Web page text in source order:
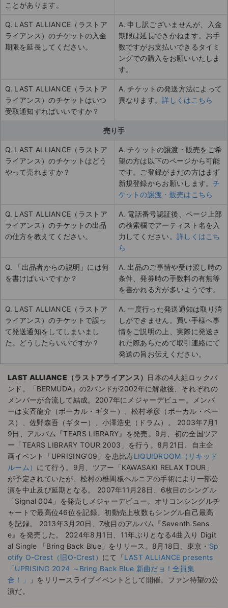
ことがあります。
Q. LAST ALLIANCE（ラストア
ライアンス）のチケットの入金
期限を延長してください。
A. 申し訳ございませんが、入金
期限は延長できかねます。お手
数ですがお支払いできるタイミ
ングでの購入をお願いいたしま
す。
Q. LAST ALLIANCE（ラストア
ライアンス）のチケットはいつ
受取通知すればいいですか？
A. チケットの発送方法によって
異なります。詳しくはこちら
売り手
Q. LAST ALLIANCE（ラストア
ライアンス）のチケットはどう
やって売れますか？
A. チケットの譲渡・販売をご希
望の方は以下のページから可能
です。ご登録がまだの方はまず
新規登録からお願いします。 チ
ケットの譲渡・販売はこちら
Q. LAST ALLIANCE（ラストア
ライアンス）のチケットの出品
の仕方を教えてください。
A. 電話番号認証後、ページ上部
の検索欄でアーティスト名を入
力してください。 詳しくはこち
ら
Q. 「出品者からの説明」には何
を書けばいいですか？
A. 出品のご事情や受け渡し時の
条件、発券時の手数料の有無等
を書かれる方が多いようです。
Q. LAST ALLIANCE（ラストア
ライアンス）のチケットで誤っ
て発送通知をしてしまいまし
た。どうしたらいいですか？
A. 一度行った発送通知は取り消
しができません。買い手様へ事
情をご説明の上、実際に発送さ
れた際あらためて取引連絡にて
発送の旨お伝えください。
LAST ALLIANCE（ラストアライアンス） 日本の4人組ロックバ
ンド。「BERMUDA」の2バンドが2002年に解散後、それぞれの
メンバーが合流して結成。2007年にメジャーデビュー。メンバ
ーは安斉龍介（ボーカル・ギター）、松村孝彦（ボーカル・ベー
ス）、佐野森吾（ギター）、小澤浩史（ドラム）。 2003年7月1
9日、アルバム『TEARS LIBRARY』を発売。9月、初の全国ツア
ー「TEARS LIBRARY TOUR 2003」を行う。8月21日、自主企
画イベント「UPRISING'09」を恵比寿LIQUIDROOM（リキッド
ルーム） にて行う。9月、ツアー「KAWASAKI RELAX TOUR」
が予定されていたが、松村の椎間板ヘルニアの手術により一部公
演を中止及び延期となる。 2007年11月28日、6枚目のシングル
「Signal 004」を発売しメジャーデビュー。オリコンシングルチ
ャートで最高位46位を記録、初動売上枚数もシングル自己最高
を記録。 2013年3月20日、7枚目のアルバム『Seventh Sens
e』を発売した。 2024年8月1日、11年ぶりとなる4曲入り Digit
al Single 「Bring Back Blue」をリリース。8月18日、東京・ Sp
otify O-Crest（旧O-Crest） にて「LAST ALLIANCE presents
「UPRISING 2024 ～Bring Back Blue 新曲だョ！全員集
合！」
」をリリースライブイベントとして開催。ファン待望の公
演だ。